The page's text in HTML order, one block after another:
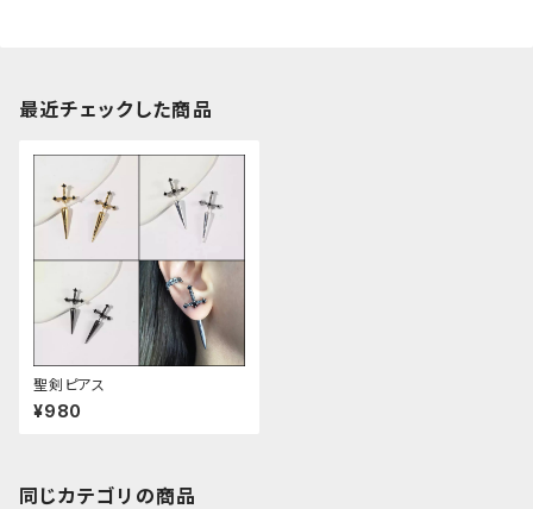
最近チェックした商品
聖剣ピアス
¥980
同じカテゴリの商品